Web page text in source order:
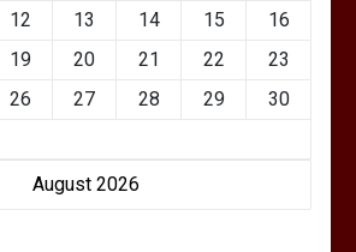
August 2026
12 13 14 15
16
19 20 21 22
23
26 27 28 29
30